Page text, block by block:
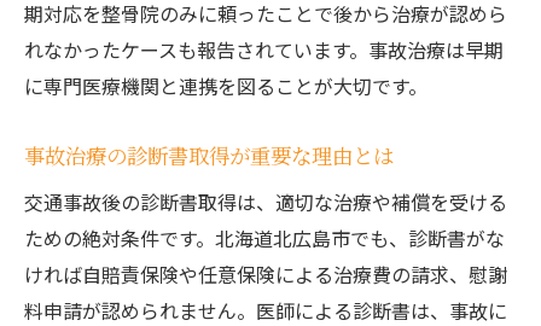
期対応を整骨院のみに頼ったことで後から治療が認めら
れなかったケースも報告されています。事故治療は早期
に専門医療機関と連携を図ることが大切です。
事故治療の診断書取得が重要な理由とは
交通事故後の診断書取得は、適切な治療や補償を受ける
ための絶対条件です。北海道北広島市でも、診断書がな
ければ自賠責保険や任意保険による治療費の請求、慰謝
料申請が認められません。医師による診断書は、事故に